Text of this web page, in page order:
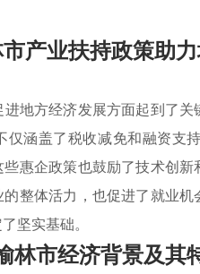
产业扶持政策助
进地方经济发展方面起到了
仅涵盖了税收减免和融资支
惠企政策也鼓励了技术创
整体活力，也促进了就业
坚实基础。
林市经济背景及其